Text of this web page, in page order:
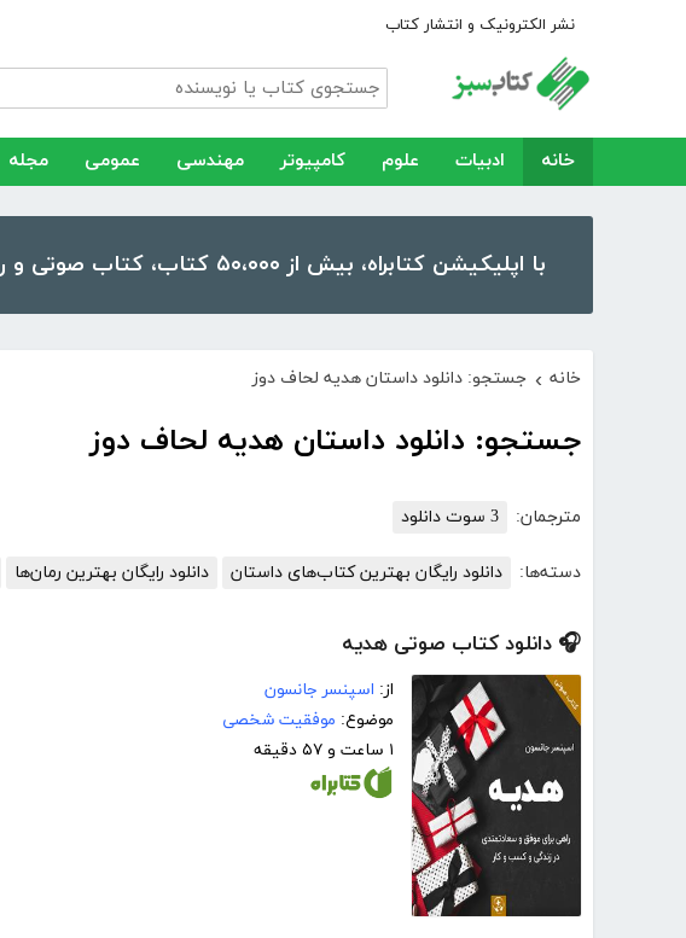
نشر الکترونیک و انتشار کتاب
خانه ادبیات علوم کامپیوتر مهندسی عمومی مجله
با اپلیکیشن کتابراه، بیش از ۵۰،۰۰۰ کتاب، کتاب صوتی و رمان را در موبایل و تبلت خود داشته باشید!
خانه › جستجو: دانلود داستان هدیه لحاف دوز
جستجو: دانلود داستان هدیه لحاف دوز
مترجمان: 3 سوت دانلود
دسته‌ها: دانلود رایگان بهترین کتاب‌های داستان دانلود رایگان بهترین رمان‌ها
🎧 دانلود کتاب صوتی هدیه
از: اسپنسر جانسون
موضوع: موفقیت شخصی
۱ ساعت و ۵۷ دقیقه